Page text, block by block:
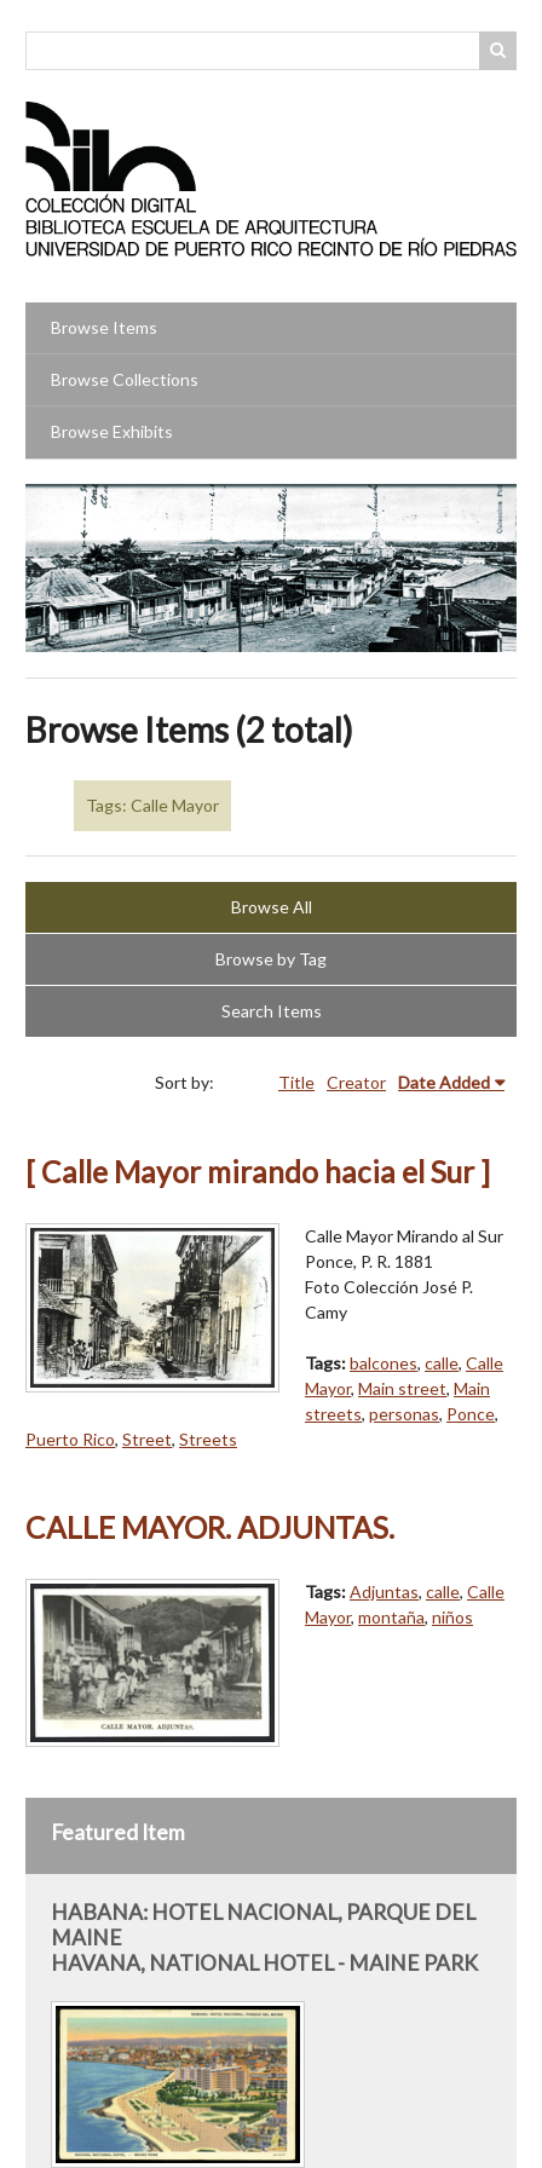
Browse Items
Browse Collections
Browse Exhibits
Browse Items (2 total)
Tags: Calle Mayor
Browse All
Browse by Tag
Search Items
Sort by: Title Creator Date Added
[ Calle Mayor mirando hacia el Sur ]
Calle Mayor Mirando al Sur
Ponce, P. R. 1881
Foto Colección José P.
Camy
Tags:balcones, calle, Calle
Mayor, Main street, Main
streets, personas, Ponce,
Puerto Rico, Street, Streets
CALLE MAYOR. ADJUNTAS.
Tags:Adjuntas, calle, Calle
Mayor, montaña, niños
Featured Item
HABANA: HOTEL NACIONAL, PARQUE DEL
MAINE
HAVANA, NATIONAL HOTEL - MAINE PARK